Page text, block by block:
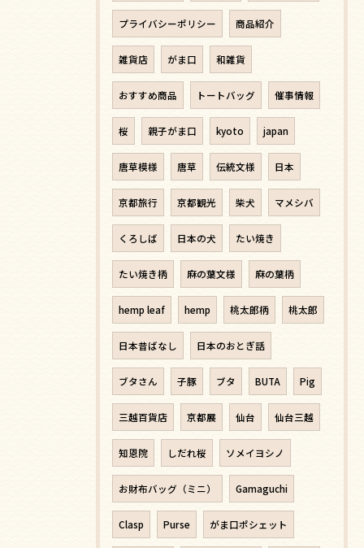
プライバシーポリシー 商品紹介
雑貨店 がま口 和雑貨
おすすめ商品 トートバッグ 催事情報
桜 親子がま口 kyoto japan
唐草模様 唐草 伝統文様 日本
京都旅行 京都観光 柴犬 マメシバ
くろしば 日本の犬 たい焼き
たい焼き柄 麻の葉文様 麻の葉柄
hemp leaf hemp 桃太郎柄 桃太郎
日本昔ばなし 日本のおとぎ話
ブタさん 子豚 ブタ BUTA Pig
三越百貨店 京都展 仙台 仙台三越
知恩院 しだれ桜 ソメイヨシノ
お財布バッグ（ミニ） Gamaguchi
Clasp Purse がま口ポシェット